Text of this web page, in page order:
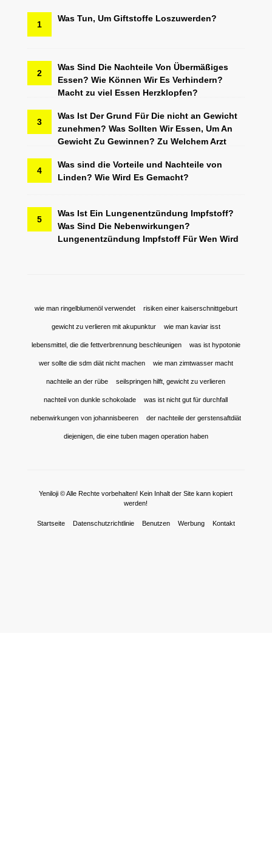
1
Was Tun, Um Giftstoffe Loszuwerden?
2
Was Sind Die Nachteile Von Übermäßiges
Essen? Wie Können Wir Es Verhindern?
Macht zu viel Essen Herzklopfen?
3
Was Ist Der Grund Für Die nicht an Gewicht
zunehmen? Was Sollten Wir Essen, Um An
Gewicht Zu Gewinnen? Zu Welchem Arzt
4
Was sind die Vorteile und Nachteile von
Linden? Wie Wird Es Gemacht?
5
Was Ist Ein Lungenentzündung Impfstoff?
Was Sind Die Nebenwirkungen?
Lungenentzündung Impfstoff Für Wen Wird
wie man ringelblumenöl verwendet risiken einer kaiserschnittgeburt
gewicht zu verlieren mit akupunktur wie man kaviar isst
lebensmittel, die die fettverbrennung beschleunigen was ist hypotonie
wer sollte die sdm diät nicht machen wie man zimtwasser macht
nachteile an der rübe seilspringen hilft, gewicht zu verlieren
nachteil von dunkle schokolade was ist nicht gut für durchfall
nebenwirkungen von johannisbeeren der nachteile der gerstensaftdiät
diejenigen, die eine tuben magen operation haben
Yeniloji © Alle Rechte vorbehalten! Kein Inhalt der Site kann kopiert
werden!
Startseite Datenschutzrichtlinie Benutzen Werbung Kontakt